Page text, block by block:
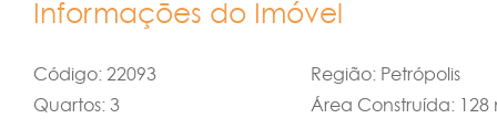
Informações do Imóvel
Código: 22093
Região: Petrópolis
Quartos: 3
Área Construída: 128